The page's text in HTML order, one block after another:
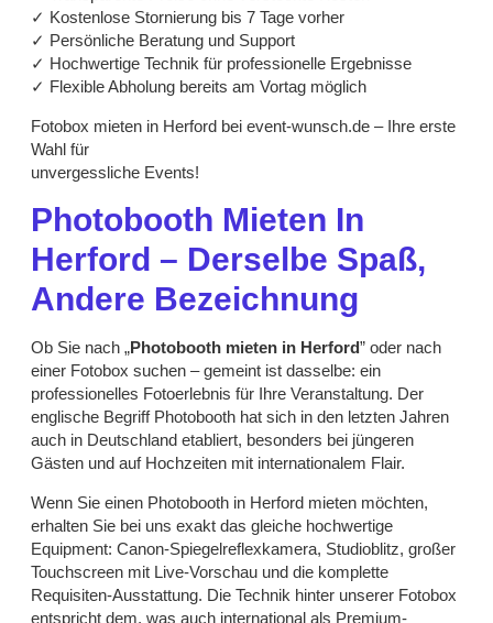
✓ Kostenlose Stornierung bis 7 Tage vorher
✓ Persönliche Beratung und Support
✓ Hochwertige Technik für professionelle Ergebnisse
✓ Flexible Abholung bereits am Vortag möglich
Fotobox mieten in Herford bei event-wunsch.de – Ihre erste
Wahl für
unvergessliche Events!
Photobooth Mieten In
Herford – Derselbe Spaß,
Andere Bezeichnung
Ob Sie nach „Photobooth mieten in Herford” oder nach
einer Fotobox suchen – gemeint ist dasselbe: ein
professionelles Fotoerlebnis für Ihre Veranstaltung. Der
englische Begriff Photobooth hat sich in den letzten Jahren
auch in Deutschland etabliert, besonders bei jüngeren
Gästen und auf Hochzeiten mit internationalem Flair.
Wenn Sie einen Photobooth in Herford mieten möchten,
erhalten Sie bei uns exakt das gleiche hochwertige
Equipment: Canon-Spiegelreflexkamera, Studioblitz, großer
Touchscreen mit Live-Vorschau und die komplette
Requisiten-Ausstattung. Die Technik hinter unserer Fotobox
entspricht dem, was auch international als Premium-